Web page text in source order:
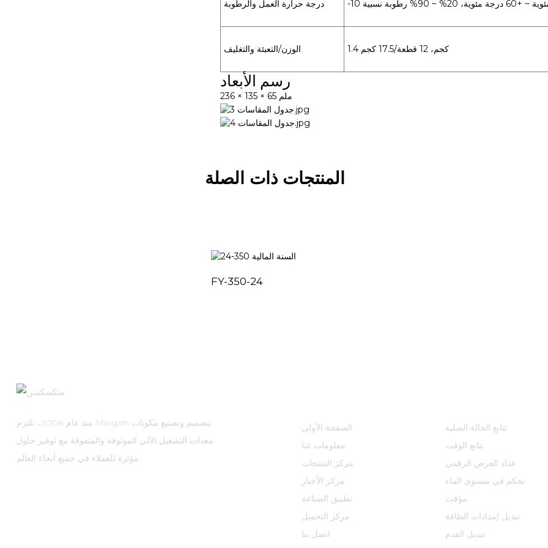
درجة حرارة العمل والرطوبة 20% ~ 90% رطوبة نسبية
الوزن/التعبئة والتغليف 1.4 كجم، 12 قطعة/17.5 كجم
رسم الأبعاد
236 × 135 × 65 ملم
المنتجات ذات الصلة
FY-350-24
منذ عام 2008، تلتزم Mingxin بتصميم وتصنيع مكونات
معدات التشغيل الآلي الموثوقة والمتفوقة مع توفير حلول
مؤثرة للعملاء في جميع أنحاء العالم.
الصفحة الأولى
معلومات عنا
مركز المنتجات
مركز الأخبار
تطبيق الصناعة
مركز التحميل
اتصل بنا
تتابع الحالة الصلبة
تتابع الوقت
عداد العرض الرقمي
تحكم في مستوى الماء
مؤقت
تبديل إمدادات الطاقة
تبديل القدم